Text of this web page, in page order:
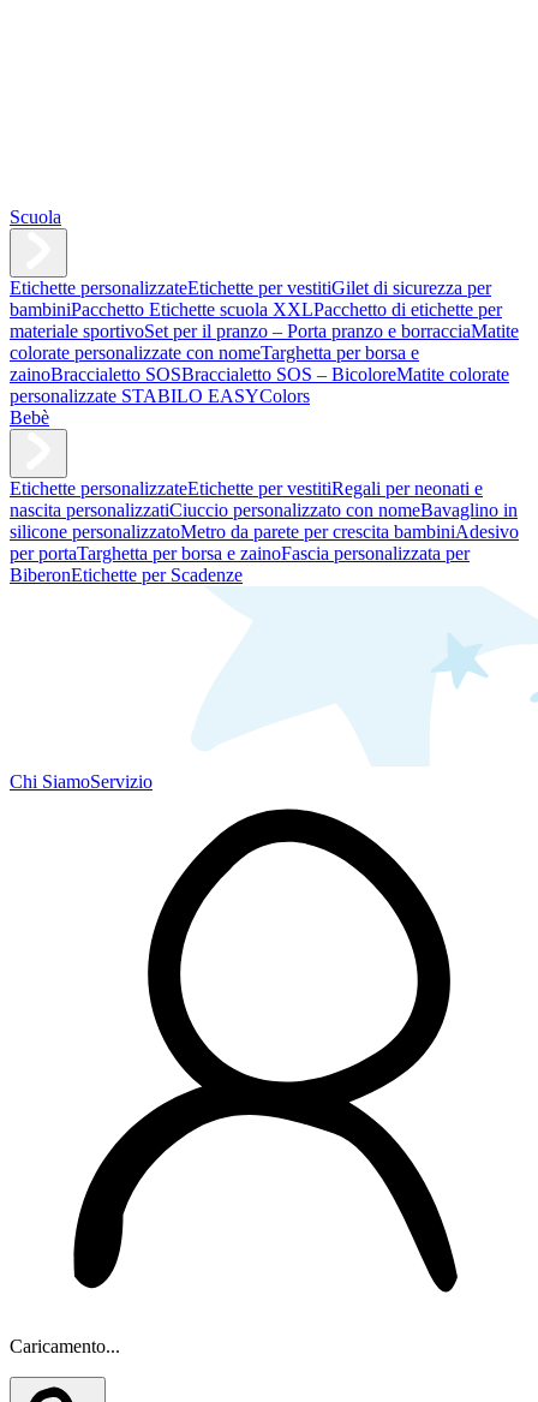
Scuola
Etichette personalizzateEtichette per vestitiGilet di sicurezza per
bambiniPacchetto Etichette scuola XXLPacchetto di etichette per
materiale sportivoSet per il pranzo – Porta pranzo e borracciaMatite
colorate personalizzate con nomeTarghetta per borsa e
zainoBraccialetto SOSBraccialetto SOS – BicoloreMatite colorate
personalizzate STABILO EASYColors
Bebè
Etichette personalizzateEtichette per vestitiRegali per neonati e
nascita personalizzatiCiuccio personalizzato con nomeBavaglino in
silicone personalizzatoMetro da parete per crescita bambiniAdesivo
per portaTarghetta per borsa e zainoFascia personalizzata per
BiberonEtichette per Scadenze
Chi SiamoServizio
Caricamento...